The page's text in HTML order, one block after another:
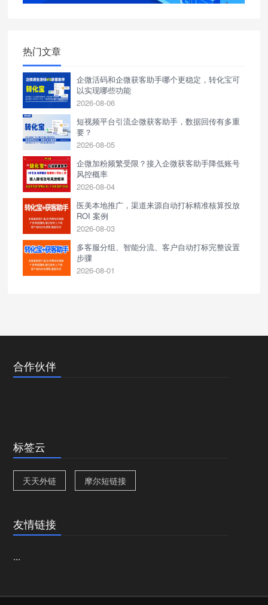
热门文章
企微活码和企微获客助手哪个更稳定，转化宝可
以实现哪些功能
2026-08-06
短视频平台引流企微获客助手，数据回传有多重
要？
2026-08-05
企微加粉频繁受限？接入企微获客助手降低账号
风控概率
2026-08-04
医美本地推广，渠道来源自动打标精准核算投放
ROI 案例
2026-08-03
多客服分组、智能分流、客户自动打标完整设置
步骤
2026-08-01
合作伙伴
标签云
天天外链 摩尔短链接
友情链接
...